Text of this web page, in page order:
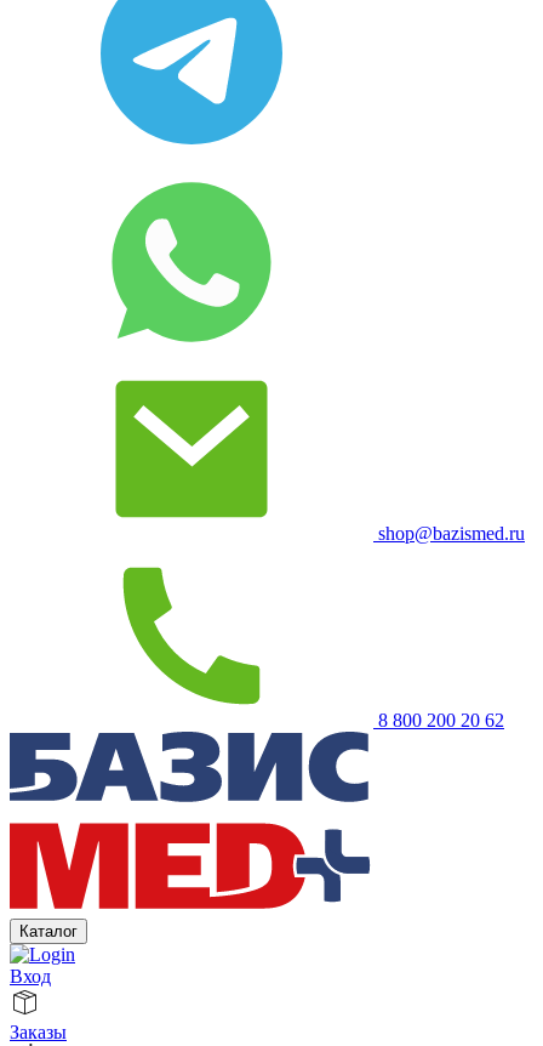
shop@bazismed.ru
8 800 200 20 62
Каталог
Вход
Заказы